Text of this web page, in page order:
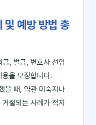
및 예방 방법 총
, 벌금, 변호사 선임
용을 보장합니다.
을 때, 약관 미숙지나
절되는 사례가 적지